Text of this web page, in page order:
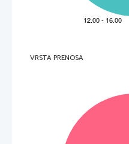
VRSTA PRENOSA